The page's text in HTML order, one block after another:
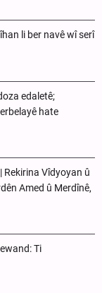
li ber navê wî serî
edaletê;
hate
Rekirina Vîdyoyan û
Amed û Merdînê,
Ti